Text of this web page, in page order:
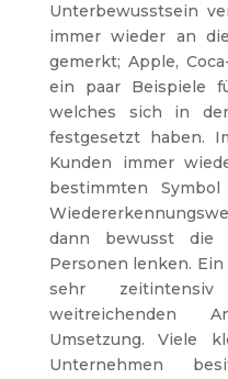
Unterbewusstsein
immer wieder an
gemerkt; Apple,
ein paar Beispiele
welches sich in
festgesetzt haben.
Kunden immer
bestimmten
dann bewusst die
Personen lenken.
sehr
weitreichenden
Umsetzung. Viele
Unternehmen